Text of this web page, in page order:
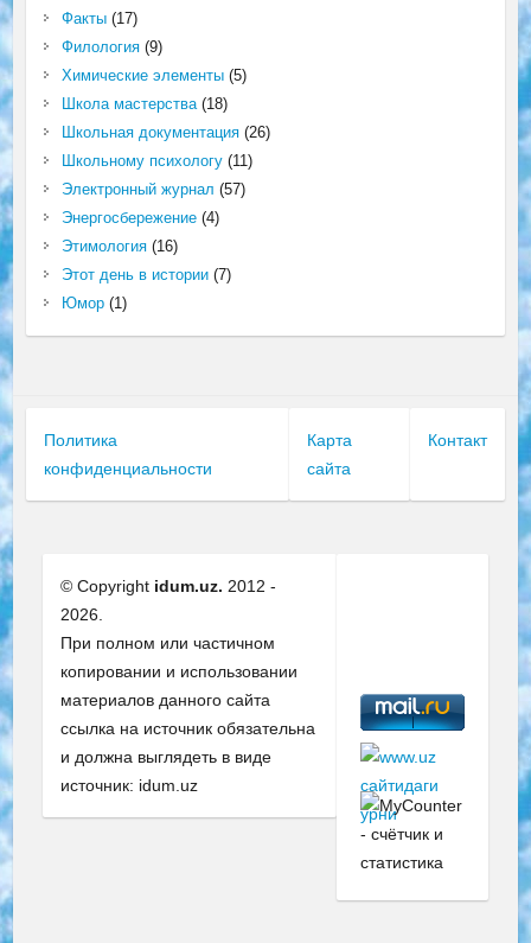
Факты(17)
Филология(9)
Химические элементы(5)
Школа мастерства(18)
Школьная документация(26)
Школьному психологу(11)
Электронный журнал (57)
Энергосбережение(4)
Этимология(16)
Этот день в истории(7)
Юмор(1)
Политика
конфиденциальности
Карта
сайта
Контакт
© Copyright idum.uz. 2012 -
2026.
При полном или частичном
копировании и использовании
материалов данного сайта
ссылка на источник обязательна
и должна выглядеть в виде
источник: idum.uz